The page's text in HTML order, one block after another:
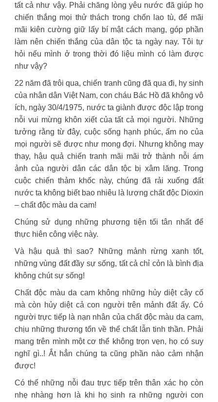
tất cả như vậy. Phải chăng lòng yêu nước đã giúp họ
chiến thắng mọi thử thách trong chốn lao tù, để mãi
mãi kiên cường giữ lấy bí mật cách mạng, góp phần
làm nên chiến thắng của dân tộc ta ngày nay. Tôi tự
hỏi nếu mình ở trong thời đó liệu mình có làm được
như vậy?
22 năm đã trôi qua, chiến tranh cũng đã qua đi, hy sinh
của nhân dân Việt Nam, con cháu Bác Hồ đã không vô
ích, ngày 30/4/1975, nước ta giành được độc lập trong
nỗi vui mừng khôn xiết của tất cả mọi người. Những
tưởng rằng từ đây, cuộc sống hạnh phúc, ấm no của
mọi người sẽ được như mong đợi. Nhưng không may
thay, hậu quả chiến tranh mãi mãi trở thành nỗi ám
ảnh của người dân các dân tộc bị xâm lăng. Trong
cuộc chiến thảm khốc này, chúng đã rải xuống đất
nước ta không biết bao nhiêu là lượng chất độc Dioxin
– chất độc màu da cam!
Chúng sử dụng những phương tiện tối tân nhất để
thực hiên công việc này.
Và hậu quả thì sao? Những mảnh rừng xanh tốt,
những vùng đất đầy sự sống, tất cả chỉ cỏn là bình địa
không chút sự sống!
Chất độc màu da cam không những hủy diệt cây cố
mà còn hủy diệt cả con người trên mảnh đất ấy. Có
người trực tiếp là nạn nhân của chất độc màu da cam,
chịu những thương tổn về thể chất lẫn tinh thần. Phải
mang trên mình một cơ thể không trọn vẹn, họ có suy
nghĩ gì..! Ắt hẳn chúng ta cũng phần nào cảm nhận
được!
Có thể những nỗi đau trực tiếp trên thân xác họ còn
nhẹ nhàng hơn là khi họ sinh ra những người con